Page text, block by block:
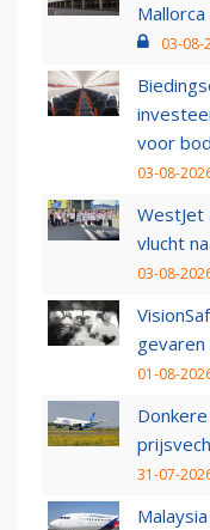
Mallorca
03-08-
voor bod
03-08-
vlucht
03-08-
01-08-
31-07-